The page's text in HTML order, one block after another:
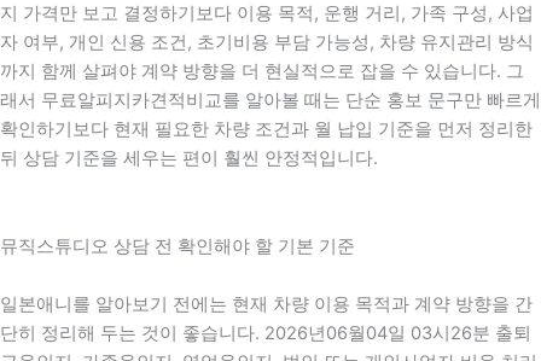
지 가격만 보고 결정하기보다 이용 목적, 운행 거리, 가족 구성, 사업
자 여부, 개인 신용 조건, 초기비용 부담 가능성, 차량 유지관리 방식
까지 함께 살펴야 계약 방향을 더 현실적으로 잡을 수 있습니다. 그
래서 무료알피지카견적비교를 알아볼 때는 단순 홍보 문구만 빠르게
확인하기보다 현재 필요한 차량 조건과 월 납입 기준을 먼저 정리한
뒤 상담 기준을 세우는 편이 훨씬 안정적입니다.
뮤직스튜디오 상담 전 확인해야 할 기본 기준
일본애니를 알아보기 전에는 현재 차량 이용 목적과 계약 방향을 간
단히 정리해 두는 것이 좋습니다. 2026년06월04일 03시26분 출퇴